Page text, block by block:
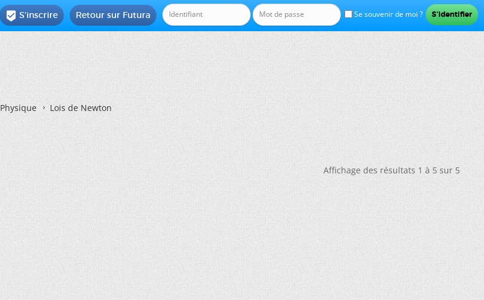
Se souvenir de moi ?
Retour sur Futura
 S'inscrire
Physique Lois de Newton
Affichage des résultats 1 à 5 sur 5